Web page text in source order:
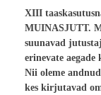
XIII
MUINASJUTT.
suunavad
erinevate aegade
Nii oleme
kes kirjutavad